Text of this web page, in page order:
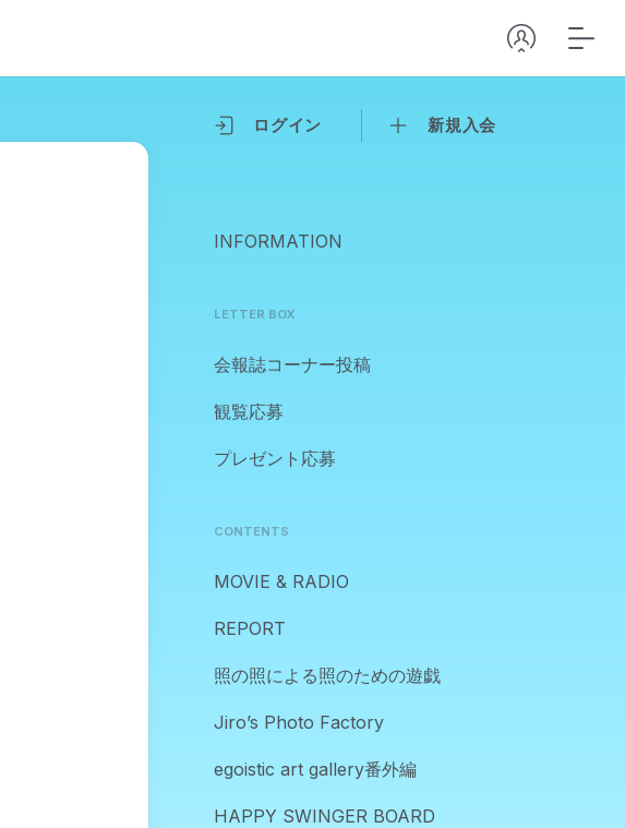
ログイン 新規入会
INFORMATION
LETTER BOX
会報誌コーナー投稿
観覧応募
プレゼント応募
CONTENTS
MOVIE & RADIO
REPORT
照の照による照のための遊戯
Jiro’s Photo Factory
egoistic art gallery番外編
HAPPY SWINGER BOARD